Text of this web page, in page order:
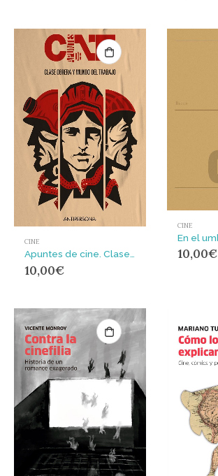
CINE
Apuntes de cine. Clase obrera y mundo del trabajo
10,00€
CINE
10,00€